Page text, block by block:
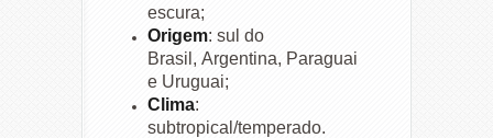
escura;
Origem: sul do
Brasil, Argentina, Paraguai
e Uruguai;
Clima:
subtropical/temperado.